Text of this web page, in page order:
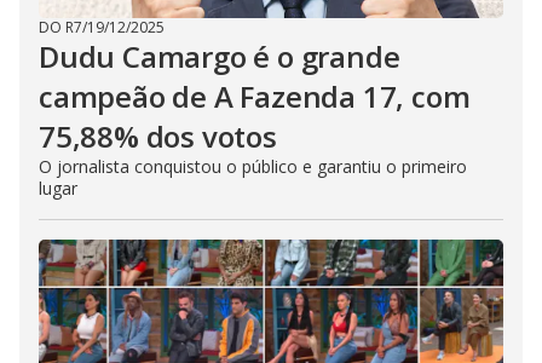
DO R7/19/12/2025
Dudu Camargo é o grande
campeão de A Fazenda 17, com
75,88% dos votos
O jornalista conquistou o público e garantiu o primeiro
lugar